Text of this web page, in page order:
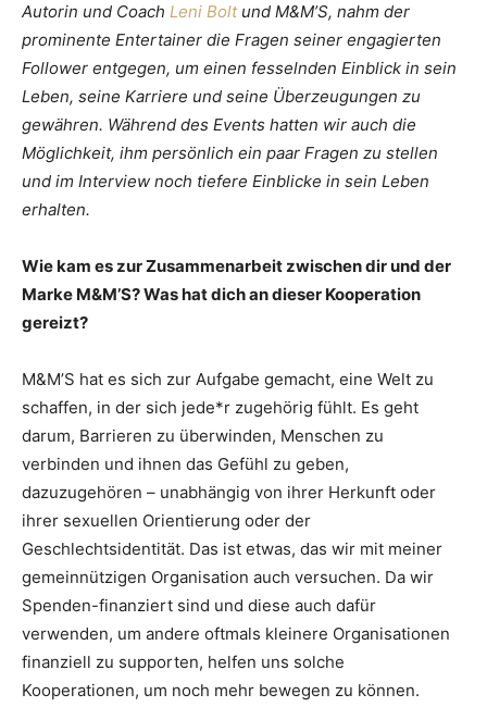
Autorin und Coach Leni Boltund M&M’S, nahm der
prominente Entertainer die Fragen seiner engagierten
Follower entgegen, um einen fesselnden Einblick in sein
Leben, seine Karriere und seine Überzeugungen zu
gewähren. Während des Events hatten wir auch die
Möglichkeit, ihm persönlich ein paar Fragen zu stellen
und im Interview noch tiefere Einblicke in sein Leben
erhalten.
Wie kam es zur Zusammenarbeit zwischen dir und der
Marke M&M’S? Was hat dich an dieser Kooperation
gereizt?
M&M’S hat es sich zur Aufgabe gemacht, eine Welt zu
schaffen, in der sich jede*r zugehörig fühlt. Es geht
darum, Barrieren zu überwinden, Menschen zu
verbinden und ihnen das Gefühl zu geben,
dazuzugehören – unabhängig von ihrer Herkunft oder
ihrer sexuellen Orientierung oder der
Geschlechtsidentität. Das ist etwas, das wir mit meiner
gemeinnützigen Organisation auch versuchen. Da wir
Spenden-finanziert sind und diese auch dafür
verwenden, um andere oftmals kleinere Organisationen
finanziell zu supporten, helfen uns solche
Kooperationen, um noch mehr bewegen zu können.